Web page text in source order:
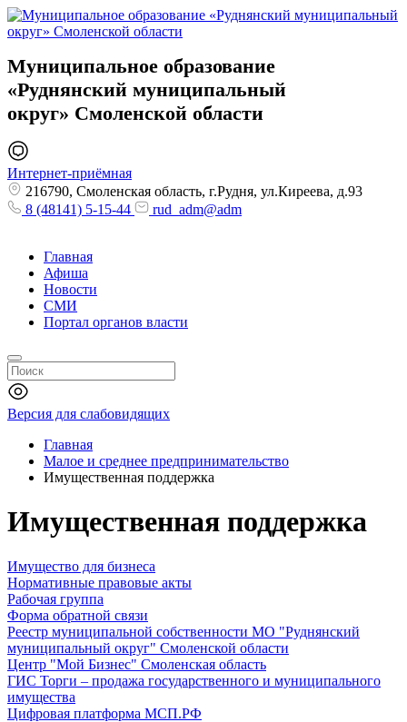
Муниципальное образование
«Руднянский муниципальный
округ» Смоленской области
Интернет-приёмная
216790, Смоленская область, г.Рудня, ул.Киреева, д.93
8 (48141) 5-15-44
rud_adm@adm
Главная
Афиша
Новости
СМИ
Портал органов власти
Версия для слабовидящих
Главная
Малое и среднее предпринимательство
Имущественная поддержка
Имущественная поддержка
Имущество для бизнеса
Нормативные правовые акты
Рабочая группа
Форма обратной связи
Реестр муниципальной собственности МО "Руднянский
муниципальный округ" Смоленской области
Центр "Мой Бизнес" Смоленская область
ГИС Торги – продажа государственного и муниципального
имущества
Цифровая платформа МСП.РФ